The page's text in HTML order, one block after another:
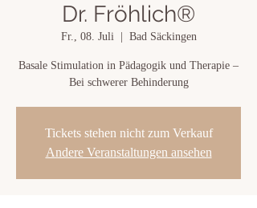
Dr. Fröhlich®
Fr., 08. Juli
  |
Bad Säckingen
Basale Stimulation in Pädagogik und Therapie –
Bei schwerer Behinderung
Tickets stehen nicht zum Verkauf
Andere Veranstaltungen ansehen